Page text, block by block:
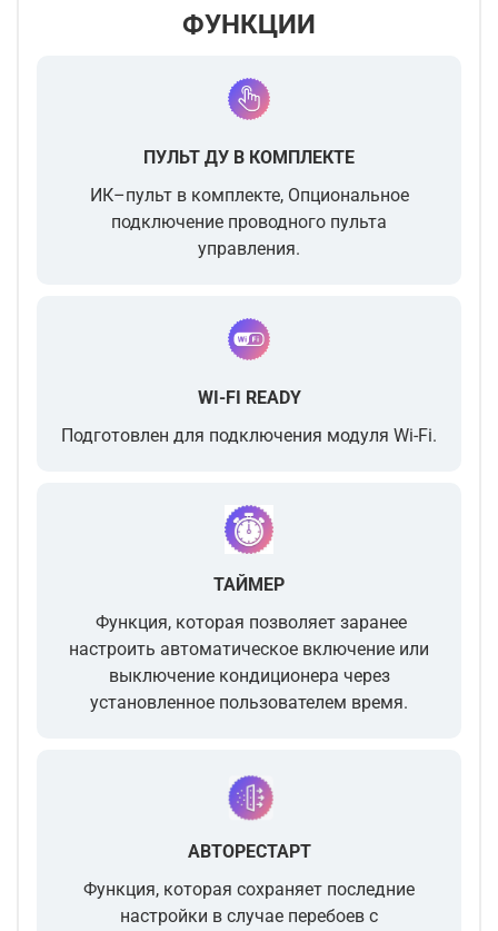
ФУНКЦИИ
ПУЛЬТ ДУ В КОМПЛЕКТЕ
ИК–пульт в комплекте, Опциональное
подключение проводного пульта
управления.
WI-FI READY
Подготовлен для подключения модуля Wi-Fi.
ТАЙМЕР
Функция, которая позволяет заранее
настроить автоматическое включение или
выключение кондиционера через
установленное пользователем время.
АВТОРЕСТАРТ
Функция, которая сохраняет последние
настройки в случае перебоев с